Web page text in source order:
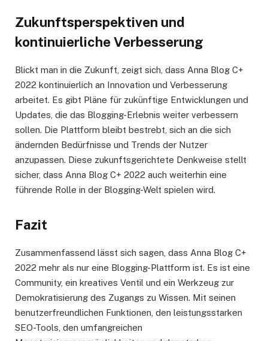
Zukunftsperspektiven und
kontinuierliche Verbesserung
Blickt man in die Zukunft, zeigt sich, dass Anna Blog C+
2022 kontinuierlich an Innovation und Verbesserung
arbeitet. Es gibt Pläne für zukünftige Entwicklungen und
Updates, die das Blogging-Erlebnis weiter verbessern
sollen. Die Plattform bleibt bestrebt, sich an die sich
ändernden Bedürfnisse und Trends der Nutzer
anzupassen. Diese zukunftsgerichtete Denkweise stellt
sicher, dass Anna Blog C+ 2022 auch weiterhin eine
führende Rolle in der Blogging-Welt spielen wird.
Fazit
Zusammenfassend lässt sich sagen, dass Anna Blog C+
2022 mehr als nur eine Blogging-Plattform ist. Es ist eine
Community, ein kreatives Ventil und ein Werkzeug zur
Demokratisierung des Zugangs zu Wissen. Mit seinen
benutzerfreundlichen Funktionen, den leistungsstarken
SEO-Tools, den umfangreichen